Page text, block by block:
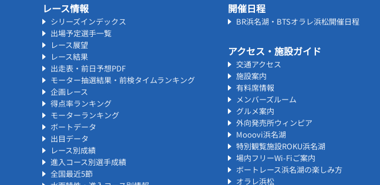
レース情報
シリーズインデックス
出場予定選手一覧
レース展望
レース結果
出走表・前日予想PDF
モーター抽選結果・前検タイムランキング
企画レース
得点率ランキング
モーターランキング
ボートデータ
出目データ
レース別成績
進入コース別選手成績
全国最近5節
開催日程
BR浜名湖・BTSオラレ浜松開催日程
アクセス・施設ガイド
交通アクセス
施設案内
有料席情報
メンバーズルーム
グルメ案内
外向発売所ウィンピア
Mooovi浜名湖
特別観覧施設ROKU浜名湖
場内フリーWi-Fiご案内
ボートレース浜名湖の楽しみ方
オラレ浜松